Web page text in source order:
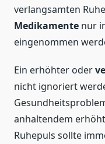
verlangsamten
Medikamente nur
eingenommen
Ein erhöhter oder
nicht ignoriert
anhaltendem
Ruhepuls sollte